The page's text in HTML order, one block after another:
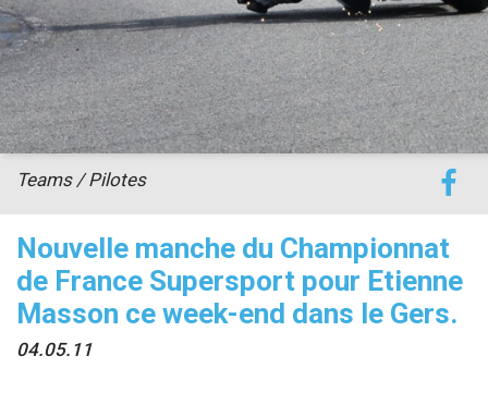
Nouvelle manche du Championnat
de France Supersport pour Etienne
Masson ce week-end dans le Gers.
04.05.11
Teams / Pilotes